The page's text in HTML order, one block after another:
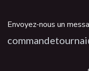
Envoyez-nous un